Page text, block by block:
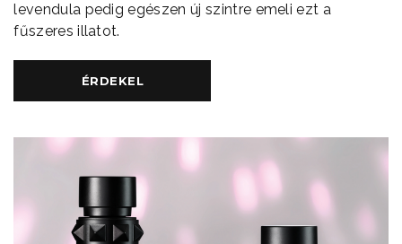
levendula pedig egészen új szintre emeli ezt a
fűszeres illatot.
ÉRDEKEL